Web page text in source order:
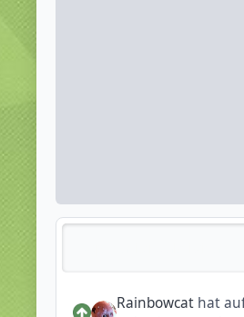
Rainbowcat hat